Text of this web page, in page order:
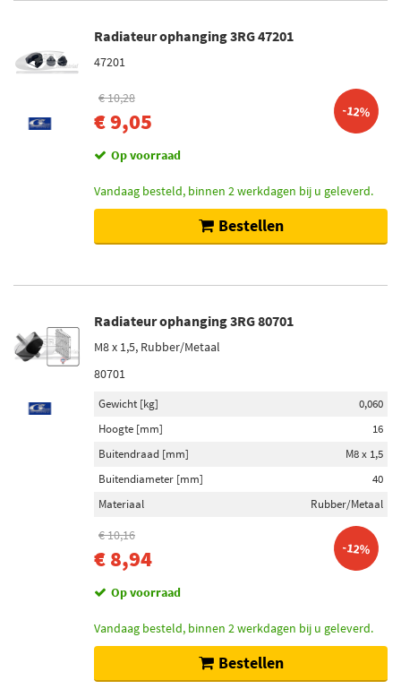
Radiateur ophanging 3RG 47201
47201
€ 10,28
€ 9,05 -12%
Op voorraad
Vandaag besteld, binnen 2 werkdagen bij u geleverd.
Bestellen
Radiateur ophanging 3RG 80701
M8 x 1,5, Rubber/Metaal
80701
Gewicht [kg]
0,060
Hoogte [mm]
16
Buitendraad [mm]
M8 x 1,5
Buitendiameter [mm]
40
Materiaal
Rubber/Metaal
€ 10,16
€ 8,94 -12%
Op voorraad
Vandaag besteld, binnen 2 werkdagen bij u geleverd.
Bestellen